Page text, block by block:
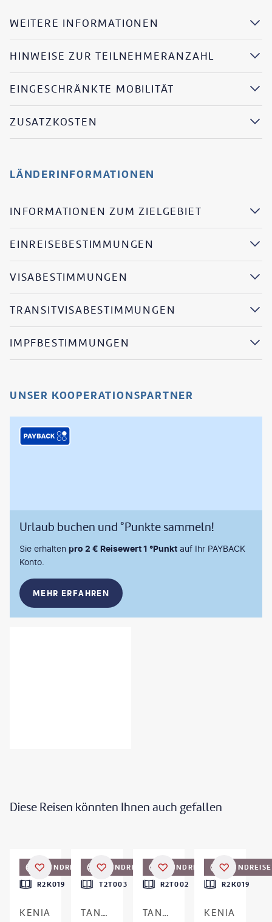
WEITERE INFORMATIONEN
HINWEISE ZUR TEILNEHMERANZAHL
EINGESCHRÄNKTE MOBILITÄT
ZUSATZKOSTEN
LÄNDERINFORMATIONEN
INFORMATIONEN ZUM ZIELGEBIET
EINREISEBESTIMMUNGEN
VISABESTIMMUNGEN
TRANSITVISABESTIMMUNGEN
IMPFBESTIMMUNGEN
UNSER KOOPERATIONSPARTNER
Urlaub buchen und °Punkte sammeln!
Sie erhalten pro 2 € Reisewert 1 °Punkt auf Ihr PAYBACK
Konto.
MEHR ERFAHREN
Diese Reisen könnten Ihnen auch gefallen
DEAL RUNDREISE
R2K019
KENIA
RUNDREISE
T2T003
TANSANIA & SANSIBAR
DEAL RUNDREISE
R2T002
TANSANIA & SANSIBAR
RUNDREISE
R2K019
KENIA